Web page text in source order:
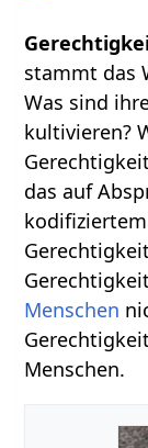
stammt das
Was sind
kultivieren?
das auf
Menschen
Menschen.